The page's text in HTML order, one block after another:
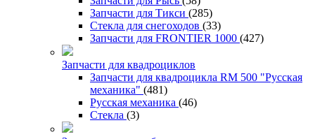
Запчасти для Тикси (285)
Стекла для снегоходов (33)
Запчасти для FRONTIER 1000 (427)
Запчасти для квадроциклов
Запчасти для квадроцикла RM 500 "Русская
механика" (481)
Русская механика (46)
Стекла (3)